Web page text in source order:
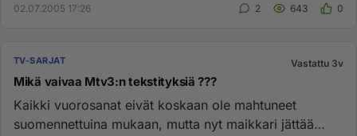
02.07.2005 17:26 2 643 0
TV-SARJAT Vastattu 3v
Mikä vaivaa Mtv3:n tekstityksiä ???
Kaikki vuorosanat eivät koskaan ole mahtuneet
suomennettuina mukaan, mutta nyt maikkari jättää